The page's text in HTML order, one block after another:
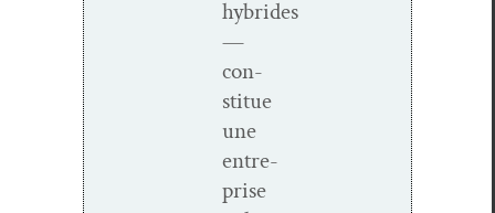
hybrides
—
con­
stitue
une
entre­
prise